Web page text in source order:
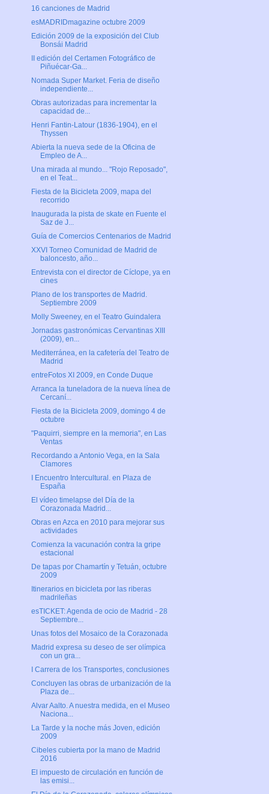
16 canciones de Madrid
esMADRIDmagazine octubre 2009
Edición 2009 de la exposición del Club
Bonsái Madrid
II edición del Certamen Fotográfico de
Piñuécar-Ga...
Nomada Super Market. Feria de diseño
independiente...
Obras autorizadas para incrementar la
capacidad de...
Henri Fantin-Latour (1836-1904), en el
Thyssen
Abierta la nueva sede de la Oficina de
Empleo de A...
Una mirada al mundo... "Rojo Reposado",
en el Teat...
Fiesta de la Bicicleta 2009, mapa del
recorrido
Inaugurada la pista de skate en Fuente el
Saz de J...
Guía de Comercios Centenarios de Madrid
XXVI Torneo Comunidad de Madrid de
baloncesto, año...
Entrevista con el director de Cíclope, ya en
cines
Plano de los transportes de Madrid.
Septiembre 2009
Molly Sweeney, en el Teatro Guindalera
Jornadas gastronómicas Cervantinas XIII
(2009), en...
Mediterránea, en la cafetería del Teatro de
Madrid
entreFotos XI 2009, en Conde Duque
Arranca la tuneladora de la nueva línea de
Cercaní...
Fiesta de la Bicicleta 2009, domingo 4 de
octubre
"Paquirri, siempre en la memoria", en Las
Ventas
Recordando a Antonio Vega, en la Sala
Clamores
I Encuentro Intercultural. en Plaza de
España
El vídeo timelapse del Día de la
Corazonada Madrid...
Obras en Azca en 2010 para mejorar sus
actividades
Comienza la vacunación contra la gripe
estacional
De tapas por Chamartín y Tetuán, octubre
2009
Itinerarios en bicicleta por las riberas
madrileñas
esTICKET: Agenda de ocio de Madrid - 28
Septiembre...
Unas fotos del Mosaico de la Corazonada
Madrid expresa su deseo de ser olímpica
con un gra...
I Carrera de los Transportes, conclusiones
Concluyen las obras de urbanización de la
Plaza de...
Alvar Aalto. A nuestra medida, en el Museo
Naciona...
La Tarde y la noche más Joven, edición
2009
Cibeles cubierta por la mano de Madrid
2016
El impuesto de circulación en función de
las emisi...